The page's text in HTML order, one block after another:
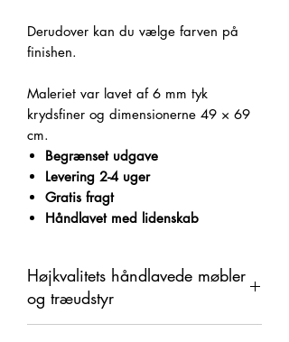
Derudover kan du vælge farven på
finishen.
Maleriet var lavet af 6 mm tyk
krydsfiner og dimensionerne 49 × 69
cm.
Begrænset udgave
Levering 2-4 uger
Gratis fragt
Håndlavet med lidenskab
Højkvalitets håndlavede møbler
og træudstyr